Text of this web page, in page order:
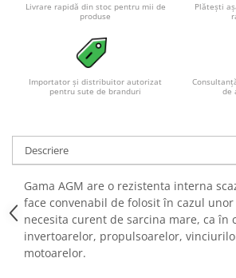
Livrare rapidă din stoc pentru mii de
produse
Plătești
Importator și distribuitor autorizat
pentru sute de branduri
de
Descriere
Gama AGM are o rezistenta interna
face convenabil de folosit în cazul
necesita curent de sarcina mare, ca în
invertoarelor, propulsoarelor,
motoarelor.